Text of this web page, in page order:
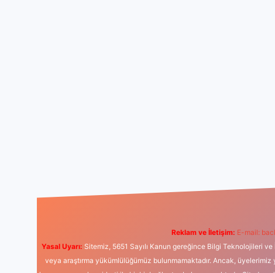
Reklam ve İletişim: E-mail:
Yasal Uyarı: Sitemiz, 5651 Sayılı Kanun gereğince Bilgi Teknolojileri
veya araştırma yükümlülüğümüz bulunmamaktadır. Ancak,